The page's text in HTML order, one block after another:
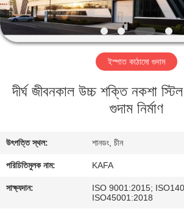
ভিআর
শো
আমাদের
কারখানা
পরিদর্শন
ইস্পাত কাঠামো গুদাম
দীর্ঘ জীবনকাল উচ্চ শক্তি নকশা
গুদাম নির্মাণ
উৎপত্তি স্থল: শানডং, চীন
পরিচিতিমুলক নাম: KAFA
সাক্ষ্যদান:
ISO 9001:2015;
ISO45001:2018